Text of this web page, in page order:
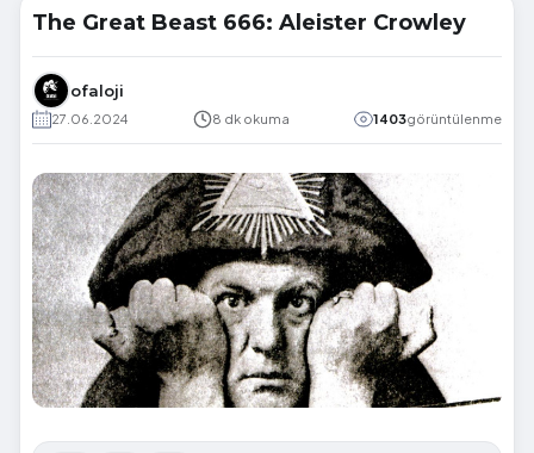
The Great Beast 666: Aleister Crowley
ofaloji
27.06.2024 8 dk okuma 1403görüntülenme